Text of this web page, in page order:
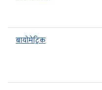
बायोमेट्रिक